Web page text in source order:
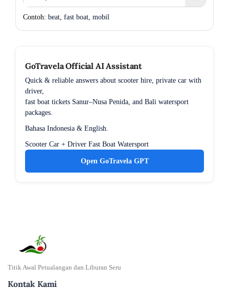
Contoh: beat, fast boat, mobil
GoTravela Official AI Assistant
Quick & reliable answers about scooter hire, private car with
driver,
fast boat tickets Sanur–Nusa Penida, and Bali watersport
packages.
Bahasa Indonesia & English.
Scooter Car + Driver Fast Boat Watersport
Open GoTravela GPT
Titik Awal Petualangan dan Liburan Seru
Kontak Kami